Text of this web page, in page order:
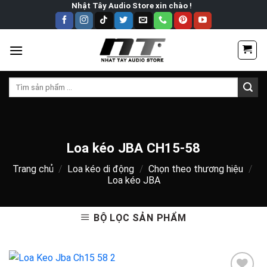
Nhật Tây Audio Store xin chào !
Tìm
Loa kéo JBA CH15-58
Trang chủ / Loa kéo di động / Chọn theo thương hiệu /
Loa kéo JBA
BỘ LỌC SẢN PHẨM